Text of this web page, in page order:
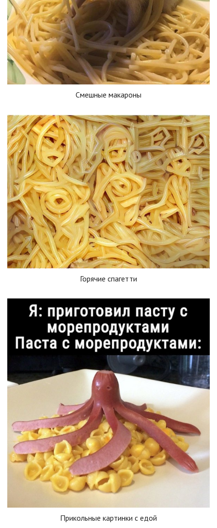
Смешные макароны
Горячие спагетти
Прикольные картинки с едой